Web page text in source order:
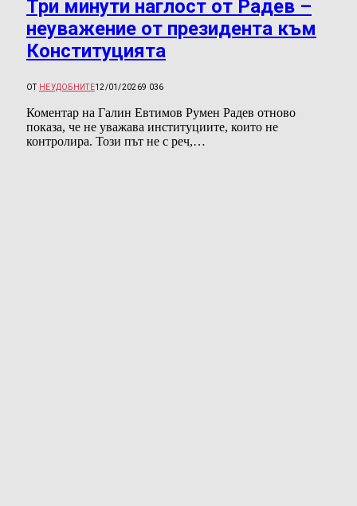
Три минути наглост от Радев –
неуважение от президента към
Конституцията
ОТ НЕУДОБНИТЕ12/01/20269 036
Коментар на Галин Евтимов Румен Радев отново
показа, че не уважава институциите, които не
контролира. Този път не с реч,…